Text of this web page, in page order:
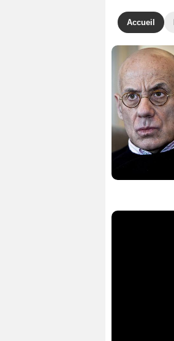
Accueil